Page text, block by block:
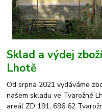
Sklad a výdej
Lhotě
Od srpna 2021 vydáváme
našem skladu ve Tvarožné
areál ZD 191, 696 62